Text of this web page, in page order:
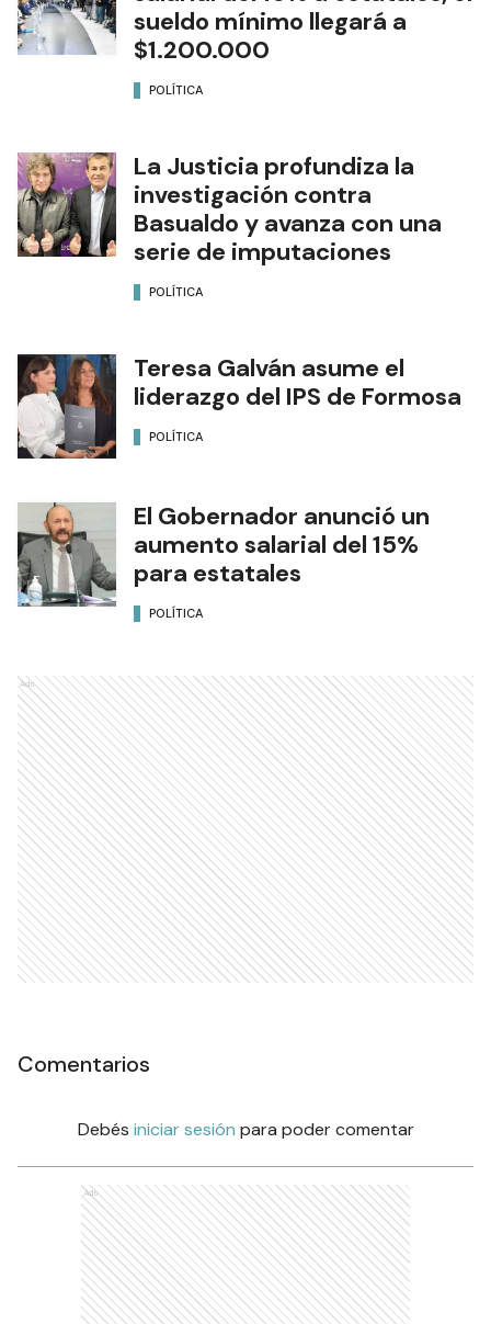
sueldo mínimo llegará a
$1.200.000
POLÍTICA
La Justicia profundiza la
investigación contra
Basualdo y avanza con una
serie de imputaciones
POLÍTICA
Teresa Galván asume el
liderazgo del IPS de Formosa
POLÍTICA
El Gobernador anunció un
aumento salarial del 15%
para estatales
POLÍTICA
Ads
Comentarios
Debés iniciar sesión para poder comentar
Ads